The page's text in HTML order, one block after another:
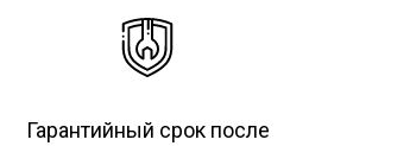
Гарантийный срок после